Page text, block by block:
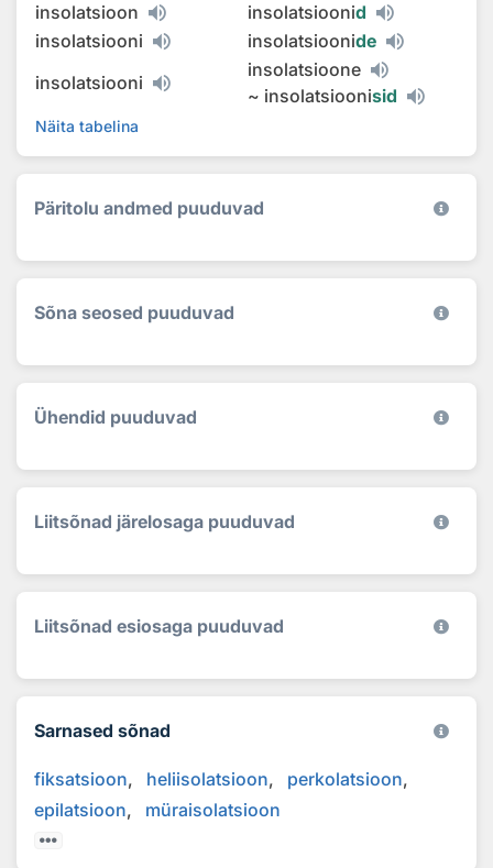
insolatsioon insolatsioonid
insolatsiooni
insolatsioonide
insolatsiooni
insolatsioone
~ insolatsioonisid
Näita tabelina
Päritolu andmed puuduvad
Sõna seosed puuduvad
Ühendid puuduvad
Liitsõnad järelosaga puuduvad
Liitsõnad esiosaga puuduvad
Sarnased sõnad
fiksatsioon heliisolatsioon
perkolatsioon
epilatsioon
müraisolatsioon